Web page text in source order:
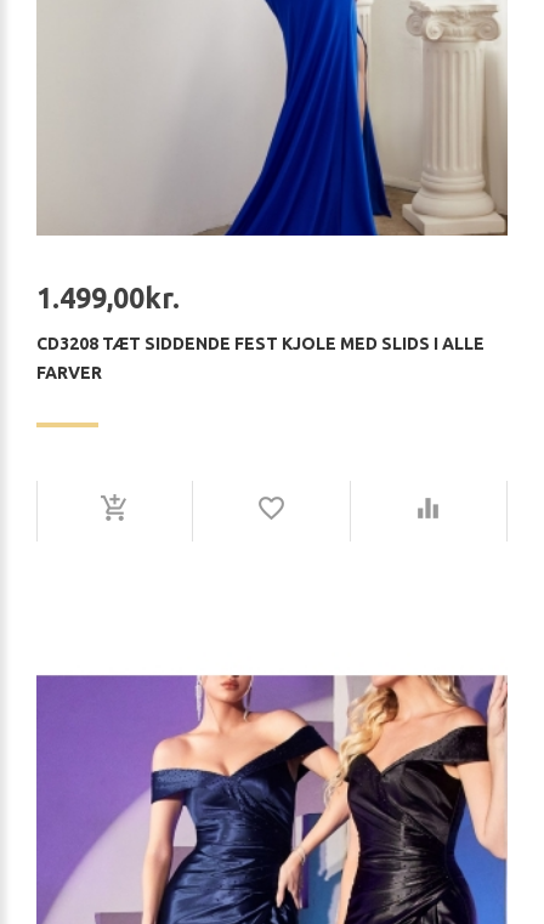
1.499,00kr.
CD3208 TÆT SIDDENDE FEST KJOLE MED SLIDS I ALLE
FARVER